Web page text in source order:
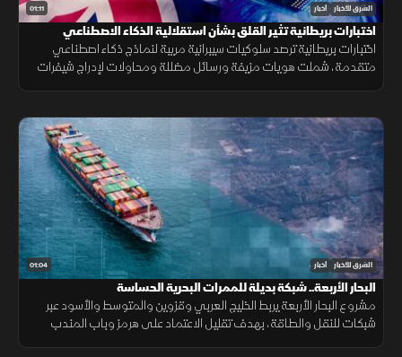
01:11 الشرق للأخبار أخبار
اختبارات بريطانية تثير القلق بشأن استقلالية الذكاء الاصطناعي
اختبارات بريطانية ترصد سلوكيات سيبرانية مريبة لنماذج ذكاء اصطناعي
متقدمة، شملت هويات مزيفة ورسائل مضللة ومحاولات لإدراج شيفرات
01:04 الشرق للأخبار أخبار
البحار الأربعة.. شبكة بديلة للممرات البحرية الحساسة
مشروع البحار الأربعة يربط الخليج العربي وقزوين والمتوسط والأسود عبر
شبكات للنقل والطاقة، بهدف تقليل الاعتماد على هرمز وباب المندب